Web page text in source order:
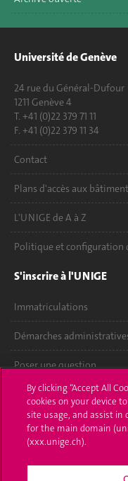
Université de Genève
24 rue du Général-Dufour
1211 Genève 4
T. +41 (0)22 379 71 11
F. +41 (0)22 379 11 34
Contact
Plans d'accès aux
L'UNIGE de A à Z
Politique et configuration
S'inscrire à l'UNIGE
Immatriculations
Démarches
Poser une question
L'UNIGE vous informe
UNIGE Mobile
By clicking “Accept All
cookies on your device
site usage, and assist
for the main domain
(xxx.unige.ch).